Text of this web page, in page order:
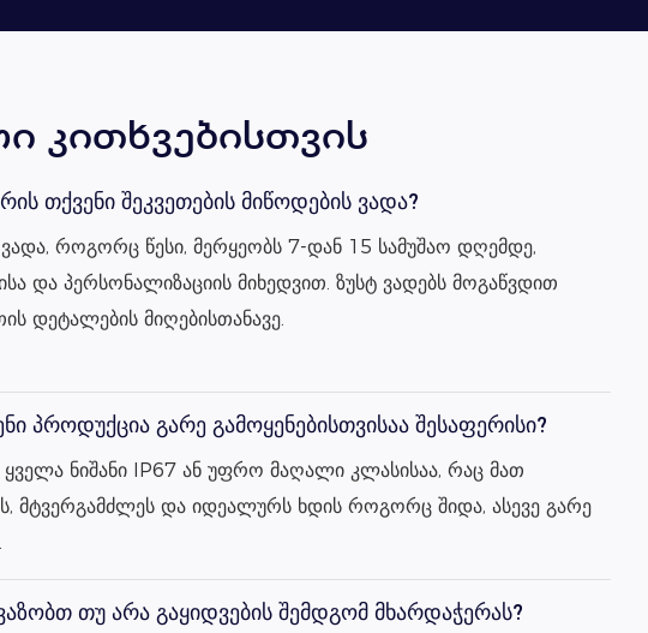
კითხვებისთვის
თქვენი შეკვეთების მიწოდების ვადა?
ვადა, როგორც წესი, მერყეობს 7-დან 15 სამუშაო დღემდე,
და პერსონალიზაციის მიხედვით. ზუსტ ვადებს მოგაწვდით
დეტალების მიღებისთანავე.
პროდუქცია გარე გამოყენებისთვისაა შესაფერისი?
ყველა ნიშანი IP67 ან უფრო მაღალი კლასისაა, რაც მათ
მტვერგამძლეს და იდეალურს ხდის როგორც შიდა, ასევე გარე
თუ არა გაყიდვების შემდგომ მხარდაჭერას?